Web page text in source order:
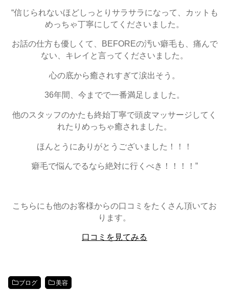
“信じられないほどしっとりサラサラになって、カットも
めっちゃ丁寧にしてくださいました。
お話の仕方も優しくて、BEFOREの汚い癖毛も、痛んで
ない、キレイと言ってくださいました。
心の底から癒されすぎて涙出そう。
36年間、今までで一番満足しました。
他のスタッフのかたも終始丁寧で頭皮マッサージしてく
れたりめっちゃ癒されました。
ほんとうにありがとうございました！！！
癖毛で悩んでるなら絶対に行くべき！！！！”
こちらにも他のお客様からの口コミをたくさん頂いてお
ります。
口コミを見てみる
ブログ 美容